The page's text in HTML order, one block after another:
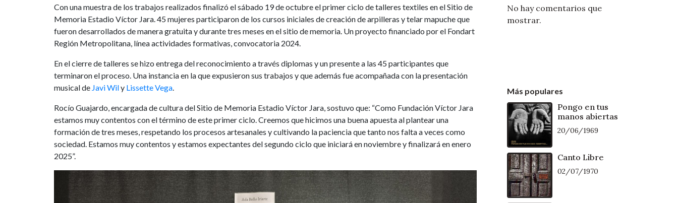
Con una muestra de los trabajos realizados finalizó el sábado 19 de octubre el primer ciclo de talleres textiles en el Sitio de
Memoria Estadio Víctor Jara. 45 mujeres participaron de los cursos iniciales de creación de arpilleras y telar mapuche que
fueron desarrollados de manera gratuita y durante tres meses en el sitio de memoria. Un proyecto financiado por el Fondart
Región Metropolitana, línea actividades formativas, convocatoria 2024.
En el cierre de talleres se hizo entrega del reconocimiento a través diplomas y un presente a las 45 participantes que
terminaron el proceso. Una instancia en la que expusieron sus trabajos y que además fue acompañada con la presentación
musical de Javi Wily Lissette Vega.
Rocío Guajardo, encargada de cultura del Sitio de Memoria Estadio Víctor Jara, sostuvo que: “Como Fundación Víctor Jara
estamos muy contentos con el término de este primer ciclo. Creemos que hicimos una buena apuesta al plantear una
formación de tres meses, respetando los procesos artesanales y cultivando la paciencia que tanto nos falta a veces como
sociedad. Estamos muy contentos y estamos expectantes del segundo ciclo que iniciará en noviembre y finalizará en enero
2025”.
No hay comentarios que
mostrar.
Más populares
Pongo en tus
manos abiertas
20/06/1969
Canto Libre
02/07/1970